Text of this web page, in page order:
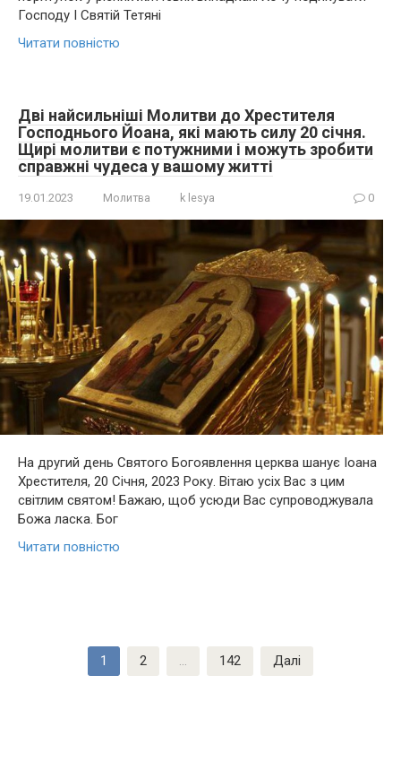
Господу І Святій Тетяні
Читати повністю
Дві найсильніші Молитви до Хрестителя
Господнього Йоана, які мають силу 20 січня.
Щирі молитви є потужними і можуть зробити
справжні чудеса у вашому житті
19.01.2023 Молитва k lesya 0
На другий день Святого Богоявлення церква шанує Іоана
Хрестителя, 20 Січня, 2023 Року. Вітаю усіх Вас з цим
світлим святом! Бажаю, щоб усюди Вас супроводжувала
Божа ласка. Бог
Читати повністю
1 2 … 142 Далі